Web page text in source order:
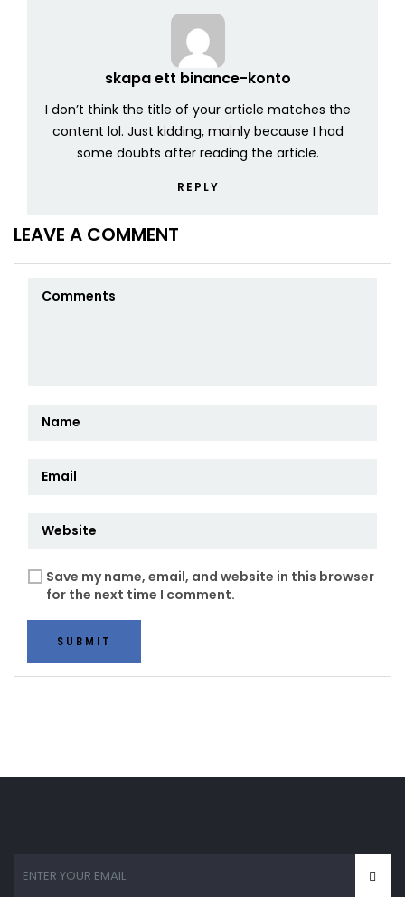
skapa ett binance-konto
I don’t think the title of your article matches the
content lol. Just kidding, mainly because I had
some doubts after reading the article.
REPLY
LEAVE A COMMENT
Save my name, email, and website in this browser
for the next time I comment.
SUBMIT